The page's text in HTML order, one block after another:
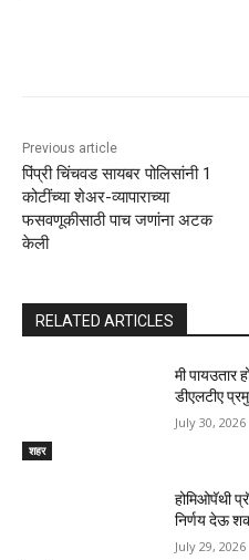
Previous article
पिंप्री चिंचवड सायबर पोलिसांनी 1
कोटींच्या शेअर-व्यापाराच्या
फसवणूकीसाठी पाच जणांना अटक
केली
RELATED ARTICLES
शहर
मी पायउतार
डीएलटीए
July 30, 2026
होमिओपॅथी
निर्णय देऊ
July 29, 2026